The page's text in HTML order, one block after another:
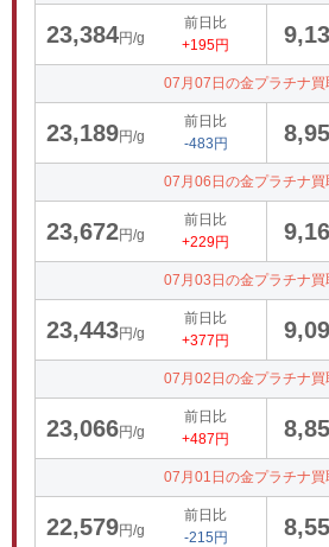
23,384円/g
前日比
+195円
07月07日の金プラチナ買
23,189円/g
前日比
-483円
07月06日の金プラチナ買
23,672円/g
前日比
+229円
07月03日の金プラチナ買
23,443円/g
前日比
+377円
07月02日の金プラチナ買
23,066円/g
前日比
+487円
07月01日の金プラチナ買
22,579円/g
前日比
-215円